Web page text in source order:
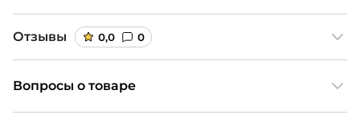
Отзывы 0,0 0
Вопросы о товаре